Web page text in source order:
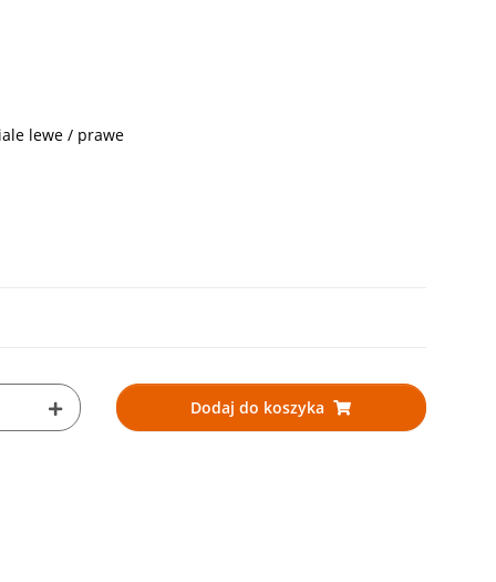
lewe / prawe
Dodaj do koszyka